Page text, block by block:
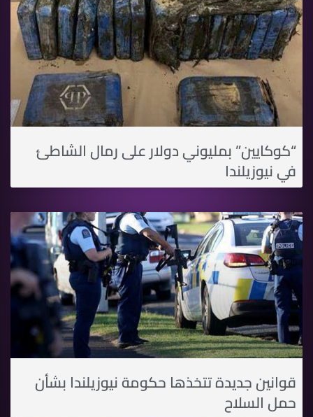
“كوكايين” بمليوني دولار على رمال الشاطئ
في نيوزيلندا
قوانين جديدة تتخذها حكومة نيوزيلندا بشأن
حمل السلاح